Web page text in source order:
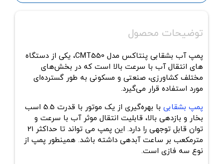
توضیحات محصول
پمپ آب بشقابی پنتاکس مدل CMT550، یکی از دستگاه
های انتقال آب با سرعت بالا است که در بخش‌های
مختلف کشاورزی، صنعتی و مسکونی به طور گسترده‌ای
مورد استفاده قرار می‌گیرد.
پمپ بشقابی
با بهره‌گیری از یک موتور با قدرت 5.5 اسب
بخار و بازدهی بالا، قابلیت انتقال موثر آب با سرعت و
توان قابل توجهی را دارد. این پمپ می تواند تا حداکثر 21
مترمکعب بر ساعت آبدهی داشته باشد. همینطور پمپ از
نوع سه فازی است.